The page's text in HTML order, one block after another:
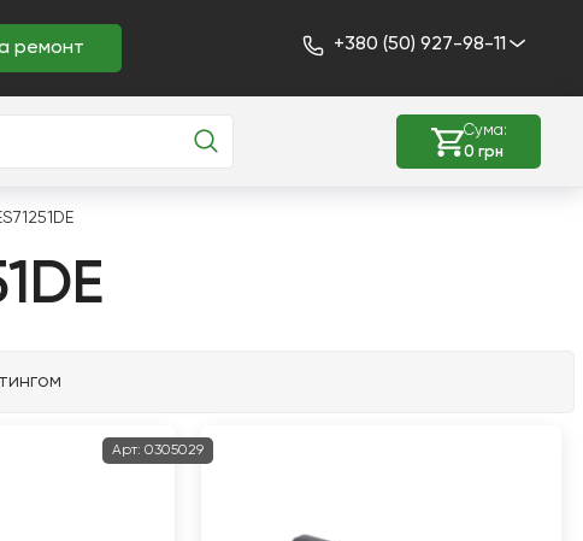
ремонт +380 (50) 927-98-11
Сума:
0 грн
Арт: 0305029